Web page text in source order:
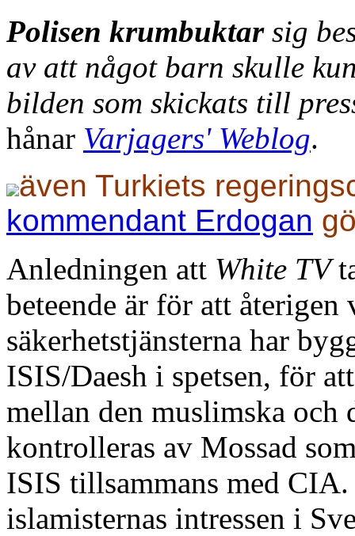
Polisen krumbuktar sig
av att något barn skulle
bilden som skickats till
hånar Varjagers' Weblog.
även Turkiets
kommendant Erdogan
Anledningen att White TV
beteende är för att återigen
säkerhetstjänsterna har
ISIS/Daesh i spetsen, för
mellan den muslimska och
kontrolleras av Mossad
ISIS tillsammans med
islamisternas intressen i